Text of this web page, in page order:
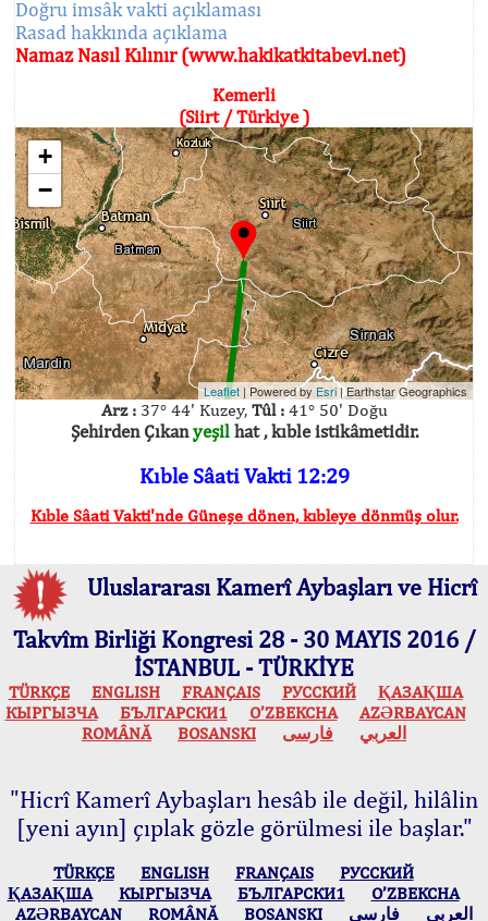
Doğru imsâk vakti açıklaması
Rasad hakkında açıklama
Namaz Nasıl Kılınır (www.hakikatkitabevi.net)
Kemerli
(Siirt / Türkiye )
+
−
Leaflet | Powered by Esri|Earthstar Geographics
Arz :37° 44' Kuzey, Tûl :41° 50' Doğu
Şehirden Çıkanyeşilhat , kıble istikâmetidir.
Kıble Sâati Vakti 12:29
Kıble Sâati Vakti'nde Güneşe dönen, kıbleye dönmüş olur.
Uluslararası Kamerî Aybaşları ve Hicrî
Takvîm Birliği Kongresi 28 - 30 MAYIS 2016 /
İSTANBUL - TÜRKİYE
TÜRKÇE ENGLISH FRANÇAIS РУССКИЙ
ҚАЗАҚША
КЫPГЫЗЧA
БЪЛГАРСКИ1 O’ZBEKCHA
AZӘRBAYCAN
ROMÂNĂ
BOSANSKI العربي فارسی
"Hicrî Kamerî Aybaşları hesâb ile değil, hilâlin
[yeni ayın] çıplak gözle görülmesi ile başlar."
TÜRKÇE ENGLISH FRANÇAIS
РУССКИЙ
ҚАЗАҚША
КЫPГЫЗЧA БЪЛГАРСКИ1
O’ZBEKCHA
AZӘRBAYCAN
ROMÂNĂ BOSANSKI العربي فارسی